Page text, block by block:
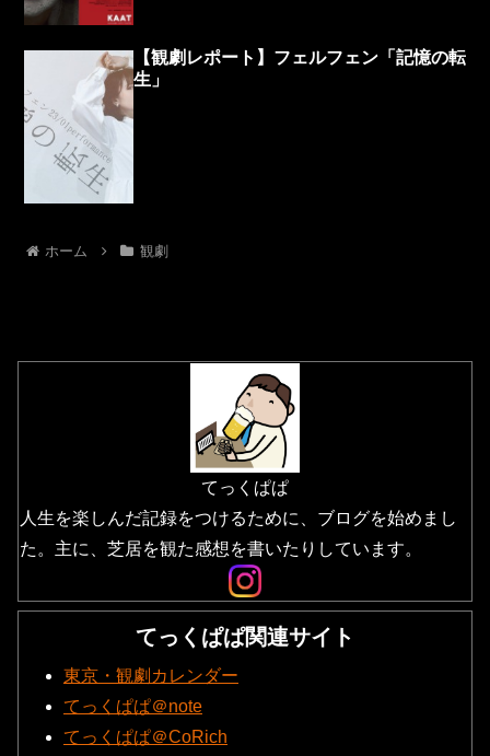
【観劇レポート】フェルフェン「記憶の転
生」
ホーム 観劇
てっくぱぱ
人生を楽しんだ記録をつけるために、ブログを始めまし
た。主に、芝居を観た感想を書いたりしています。
てっくぱぱ関連サイト
東京・観劇カレンダー
てっくぱぱ＠note
てっくぱぱ＠CoRich